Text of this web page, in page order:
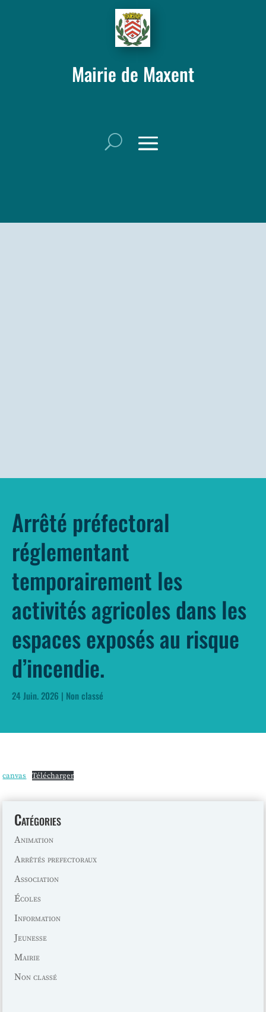
Mairie de Maxent
Arrêté préfectoral
réglementant
temporairement les
activités agricoles dans les
espaces exposés au risque
d’incendie.
24 Juin. 2026 | Non classé
canvas Télécharger
Catégories
Animation
Arrêtés prefectoraux
Association
Écoles
Information
Jeunesse
Mairie
Non classé